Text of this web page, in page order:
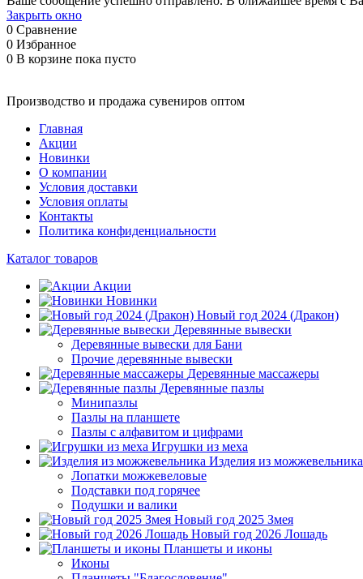
Закрыть окно
0 Сравнение
0 Избранное
0 В корзине пока пусто
Производство и продажа сувениров оптом
Главная
Акции
Новинки
О компании
Условия доставки
Условия оплаты
Контакты
Политика конфиденциальности
Каталог товаров
Акции
Новинки
Новый год 2024 (Дракон)
Деревянные вывески
Деревянные вывески для Бани
Прочие деревянные вывески
Деревянные массажеры
Деревянные пазлы
Минипазлы
Пазлы на планшете
Пазлы с алфавитом и цифрами
Игрушки из меха
Изделия из можжевельника
Лопатки можжевеловые
Подставки под горячее
Подушки и валики
Новый год 2025 Змея
Новый год 2026 Лошадь
Планшеты и иконы
Иконы